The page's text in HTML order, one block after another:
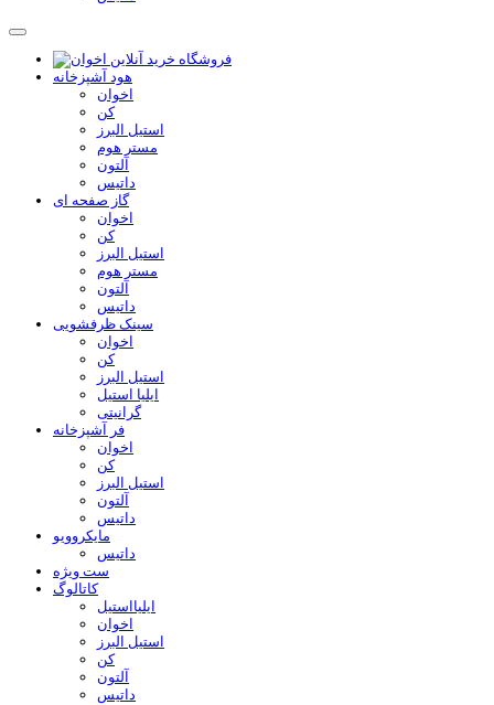
هود آشپزخانه
اخوان
کن
استیل البرز
مستر هوم
آلتون
داتیس
گاز صفحه ای
اخوان
کن
استیل البرز
مستر هوم
آلتون
داتیس
سینک ظرفشویی
اخوان
کن
استیل البرز
ایلیا استیل
گرانیتی
فر آشپزخانه
اخوان
کن
استیل البرز
آلتون
داتیس
مایکروویو
داتیس
ست ویژه
کاتالوگ
ایلیااستیل
اخوان
استیل البرز
کن
آلتون
داتیس